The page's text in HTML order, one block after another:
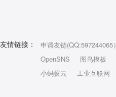
友情链接： 申请友链(QQ:597244065）
OpenSNS
图鸟模板
小蚂蚁云
工业互联网